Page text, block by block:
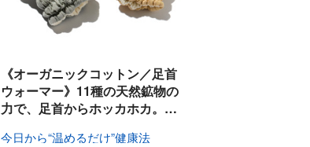
《オーガニックコットン／足首
ウォーマー》11種の天然鉱物の
力で、足首からホッカホカ。…
今日から“温めるだけ”健康法